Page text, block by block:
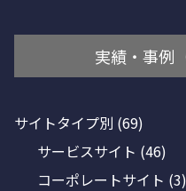
実績・事例
サイトタイプ別 (69)
サービスサイト (46)
コーポレートサイト (3)